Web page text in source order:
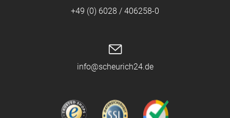
+49 (0) 6028 / 406258-0
info@scheurich24.de